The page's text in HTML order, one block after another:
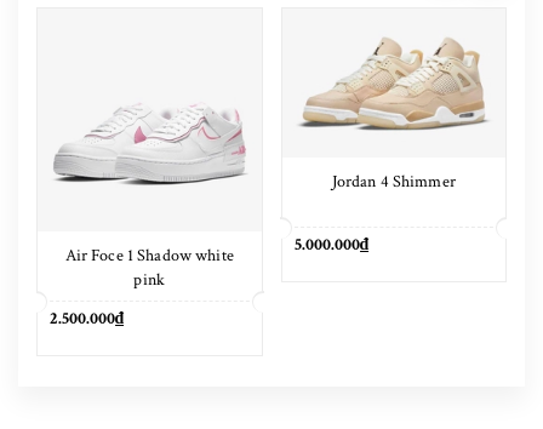
Air Foce 1 Shadow white
pink
2.500.000₫
Jordan 4 Shimmer
5.000.000₫